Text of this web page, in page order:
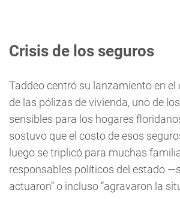
Crisis de los seguros
Taddeo centró su lanzamiento en
de las pólizas de vivienda, uno de
sensibles para los hogares
sostuvo que el costo de esos
luego se triplicó para muchas
responsables políticos del estado
actuaron” o incluso “agravaron la